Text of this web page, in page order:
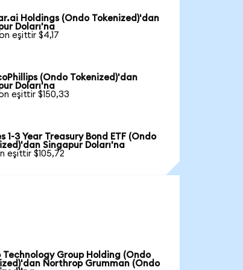
Holdings (Ondo Tokenized)'dan
Doları'na
eşittir $4,17
(Ondo Tokenized)'dan
Doları'na
eşittir $150,33
1-3 Year Treasury Bond ETF (Ondo
Singapur Doları'na
eşittir $105,72
Technology Group Holding (Ondo
Northrop Grumman (Ondo